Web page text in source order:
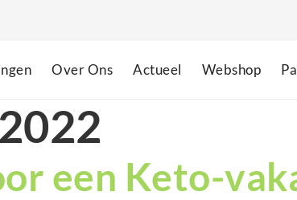
Over Ons Actueel Webshop
een Keto-